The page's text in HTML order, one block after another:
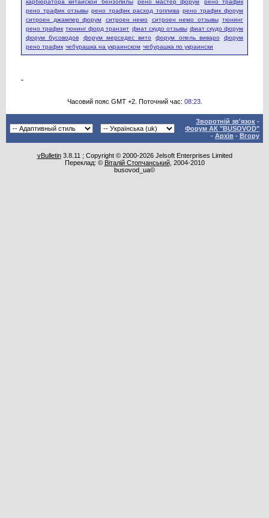
карбюратора китайской бензопилы рено мастер форум
рено трафик
рено трафик отзывы рено трафик расход топлива рено трафик форум
ситроен джампер форум
ситроен немо ситроен немо отзывы тюнинг
рено трафик тюнинг форд транзит фиат скудо отзывы фиат скудо форум
форум бусоводов
форум мерседес вито форум опель виваро
форум
рено трафик чебурашка на украинском чебурашка по украински
Часовий пояс GMT +2. Поточний час: 08:23.
Зворотній зв'язок -
Форум АК "BUSOVOD"
- Архів - Вгору
vBulletin3.8.11 ; Copyright © 2000-2026 Jelsoft Enterprises Limited
Переклад: © Віталій Стопчанський, 2004-2010
busovod_ua©